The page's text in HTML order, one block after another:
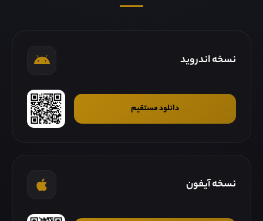
نسخه اندروید
دانلود مستقیم
نسخه آیفون